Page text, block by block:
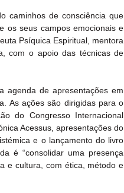
caminhos de consciência que
os seus campos emocionais e
Psíquica Espiritual, mentora
com o apoio das técnicas de
agenda de apresentações em
As ações são dirigidas para o
do Congresso Internacional
Acessus, apresentações do
e o lançamento do livro
é “consolidar uma presença
e cultura, com ética, método e